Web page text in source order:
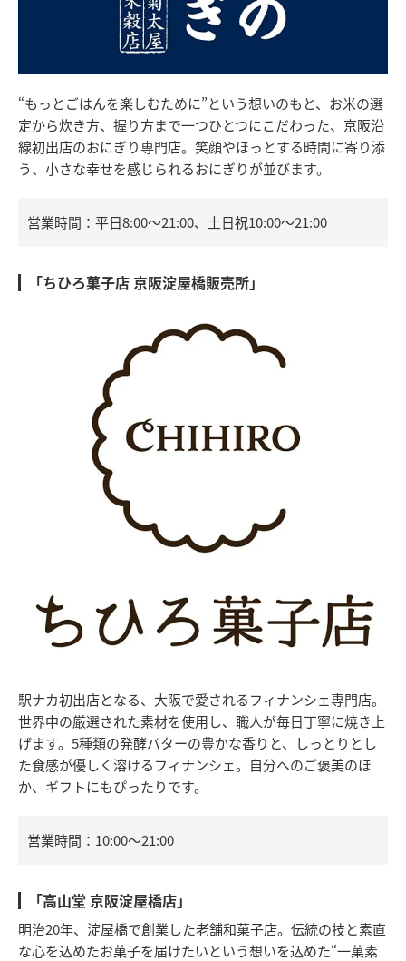
“もっとごはんを楽しむために”という想いのもと、お米の選
定から炊き方、握り方まで一つひとつにこだわった、京阪沿
線初出店のおにぎり専門店。笑顔やほっとする時間に寄り添
う、小さな幸せを感じられるおにぎりが並びます。
営業時間：平日8:00～21:00、土日祝10:00～21:00
「ちひろ菓子店 京阪淀屋橋販売所」
駅ナカ初出店となる、大阪で愛されるフィナンシェ専門店。
世界中の厳選された素材を使用し、職人が毎日丁寧に焼き上
げます。5種類の発酵バターの豊かな香りと、しっとりとし
た食感が優しく溶けるフィナンシェ。自分へのご褒美のほ
か、ギフトにもぴったりです。
営業時間：10:00～21:00
「高山堂 京阪淀屋橋店」
明治20年、淀屋橋で創業した老舗和菓子店。伝統の技と素直
な心を込めたお菓子を届けたいという想いを込めた“一菓素